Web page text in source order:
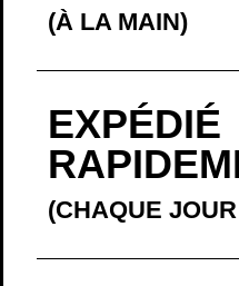
(À LA MAIN)
EXPÉDIÉ
(CHAQUE JOUR